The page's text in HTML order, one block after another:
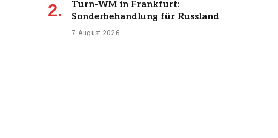
Turn-WM in Frankfurt:
Sonderbehandlung für Russland
7 August 2026